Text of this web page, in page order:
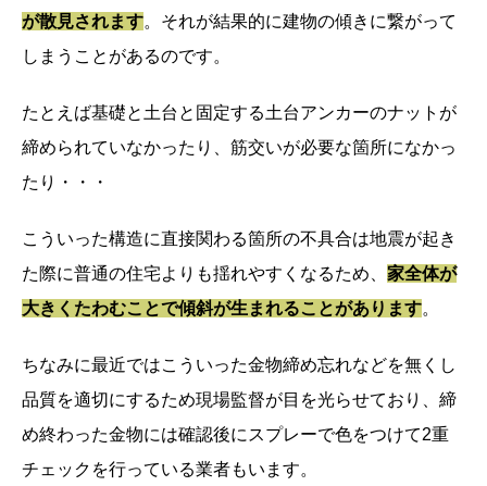
が散見されます。それが結果的に建物の傾きに繋がって
しまうことがあるのです。
たとえば基礎と土台と固定する土台アンカーのナットが
締められていなかったり、筋交いが必要な箇所になかっ
たり・・・
こういった構造に直接関わる箇所の不具合は地震が起き
た際に普通の住宅よりも揺れやすくなるため、 家全体が
大きくたわむことで傾斜が生まれることがあります。
ちなみに最近ではこういった金物締め忘れなどを無くし
品質を適切にするため現場監督が目を光らせており、締
め終わった金物には確認後にスプレーで色をつけて2重
チェックを行っている業者もいます。